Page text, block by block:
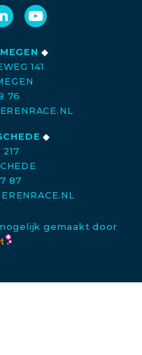
◆
141
76
◆
217
87
gemaakt door